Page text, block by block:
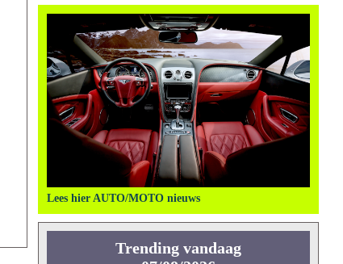
Lees hier AUTO/MOTO nieuws
Trending vandaag